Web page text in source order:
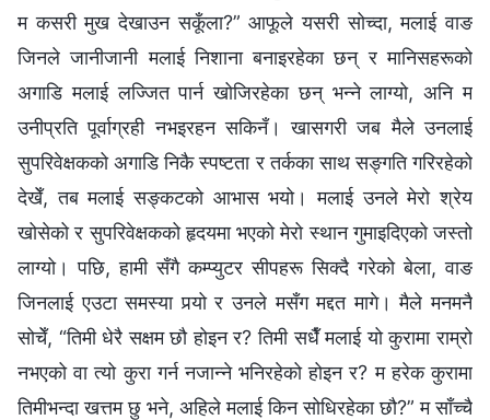
म कसरी मुख देखाउन सकूँला?” आफूले यसरी सोच्दा, मलाई वाङ
जिनले जानीजानी मलाई निशाना बनाइरहेका छन् र मानिसहरूको
अगाडि मलाई लज्जित पार्न खोजिरहेका छन् भन्ने लाग्यो, अनि म
उनीप्रति पूर्वाग्रही नभइरहन सकिनँ। खासगरी जब मैले उनलाई
सुपरिवेक्षकको अगाडि निकै स्पष्टता र तर्कका साथ सङ्गति गरिरहेको
देखेँ, तब मलाई सङ्कटको आभास भयो। मलाई उनले मेरो श्रेय
खोसेको र सुपरिवेक्षकको हृदयमा भएको मेरो स्थान गुमाइदिएको जस्तो
लाग्यो। पछि, हामी सँगै कम्प्युटर सीपहरू सिक्दै गरेको बेला, वाङ
जिनलाई एउटा समस्या पर्‍यो र उनले मसँग मद्दत मागे। मैले मनमनै
सोचेँ, “तिमी धेरै सक्षम छौ होइन र? तिमी सधैँ मलाई यो कुरामा राम्रो
नभएको वा त्यो कुरा गर्न नजान्ने भनिरहेको होइन र? म हरेक कुरामा
तिमीभन्दा खत्तम छु भने, अहिले मलाई किन सोधिरहेका छौ?” म साँच्चै